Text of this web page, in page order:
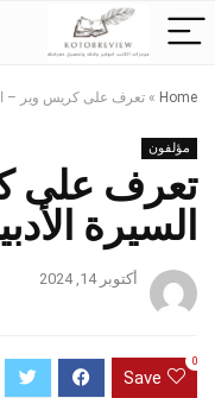
Home
» تعرف على كريس وير –
مؤلفون
تعرف على
السيرة
أكتوبر 14, 2024
Save
0